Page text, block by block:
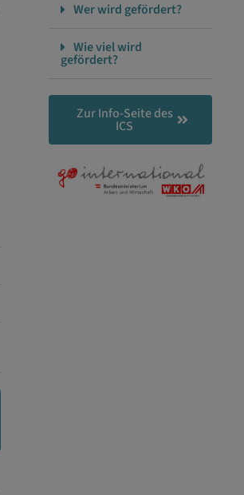
Wer wird gefördert?
Wie viel wird
gefördert?
Zur Info-Seite des
ICS